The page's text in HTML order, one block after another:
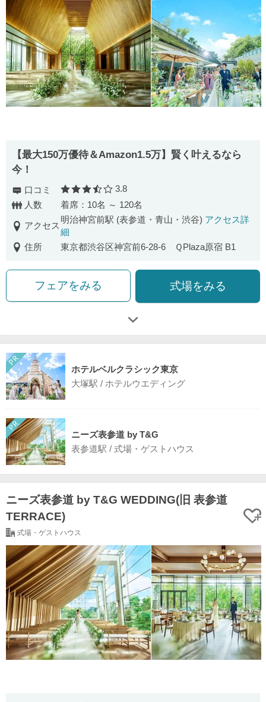
【最⼤150万優待＆Amazon1.5万】賢く叶えるなら
今！
口コミ 口コミ評価
3.8
人数
着席：10名 ～ 120名
アクセス
明治神宮前駅 (表参道・青山・渋谷) アクセス詳
細
住所
東京都渋谷区神宮前6-28-6 ＱPlaza原宿 B1
フェアをみる 式場をみる
ホテルベルクラシック東京
大塚駅 / ホテルウエディング
ニーズ表参道 by T&G
表参道駅 / 式場・ゲストハウス
ニーズ表参道 by T&G WEDDING(旧 表参道
TERRACE)
式場・ゲストハウス